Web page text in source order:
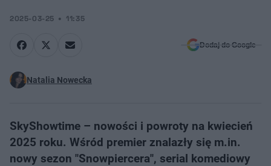
2025-03-25 11:35
Dodaj do Google
Natalia Nowecka
SkyShowtime – nowości i powroty na kwiecień
2025 roku. Wśród premier znalazły się m.in.
nowy sezon "Snowpiercera", serial komediowy